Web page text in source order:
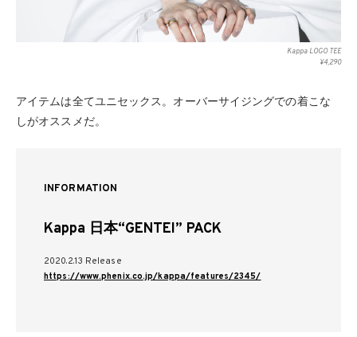
Kappa LOGO TEE
¥4,290
アイテムは全てユニセックス。オーバーサイジングでの着こな
しがオススメだ。
INFORMATION
Kappa 日本“GENTEI” PACK
2020.2.13 Release
https://www.phenix.co.jp/kappa/features/2345/